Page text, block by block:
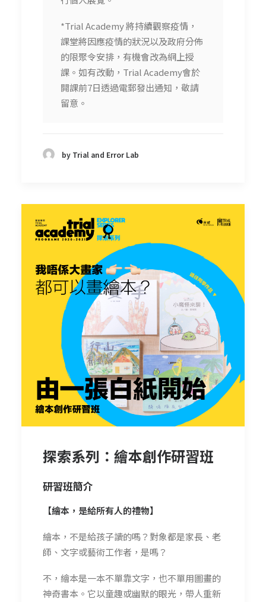
*Trial Academy 將持續觀察疫情，
課堂將因應疫情的狀況以及政府分佈
的限聚令安排，有機會改為網上授
課。如有改動，Trial Academy會於
開課前7日透過電郵發出通知，敬請
留意。
by Trial and Error Lab
探索系列：繪本創作研習班
研習班簡介
【繪本，是給所有人的禮物】
繪本，不是給孩子讀的嗎？對象都是家長、老
師、文字或藝術工作者，是嗎？
不，繪本是一本不單靠文字，也不單用圖畫的
神奇書本。它以童趣或幽默的眼光，帶人重新